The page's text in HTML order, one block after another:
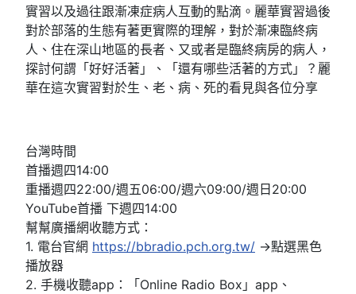
實習以及過往跟漸凍症病人互動的點滴。麗華實習過後
對於部落的生態有著更實際的理解，對於漸凍臨終病
人、住在深山地區的長者、又或者是臨終病房的病人，
探討何謂「好好活著」、「還有哪些活著的方式」？麗
華在這次實習對於生、老、病、死的看見與各位分享
台灣時間
首播週四14:00
重播週四22:00/週五06:00/週六09:00/週日20:00
YouTube首播 下週四14:00
幫幫廣播網收聽方式：
1. 電台官網 https://bbradio.pch.org.tw/ →點選黑色
播放器
2. 手機收聽app：「Online Radio Box」app、